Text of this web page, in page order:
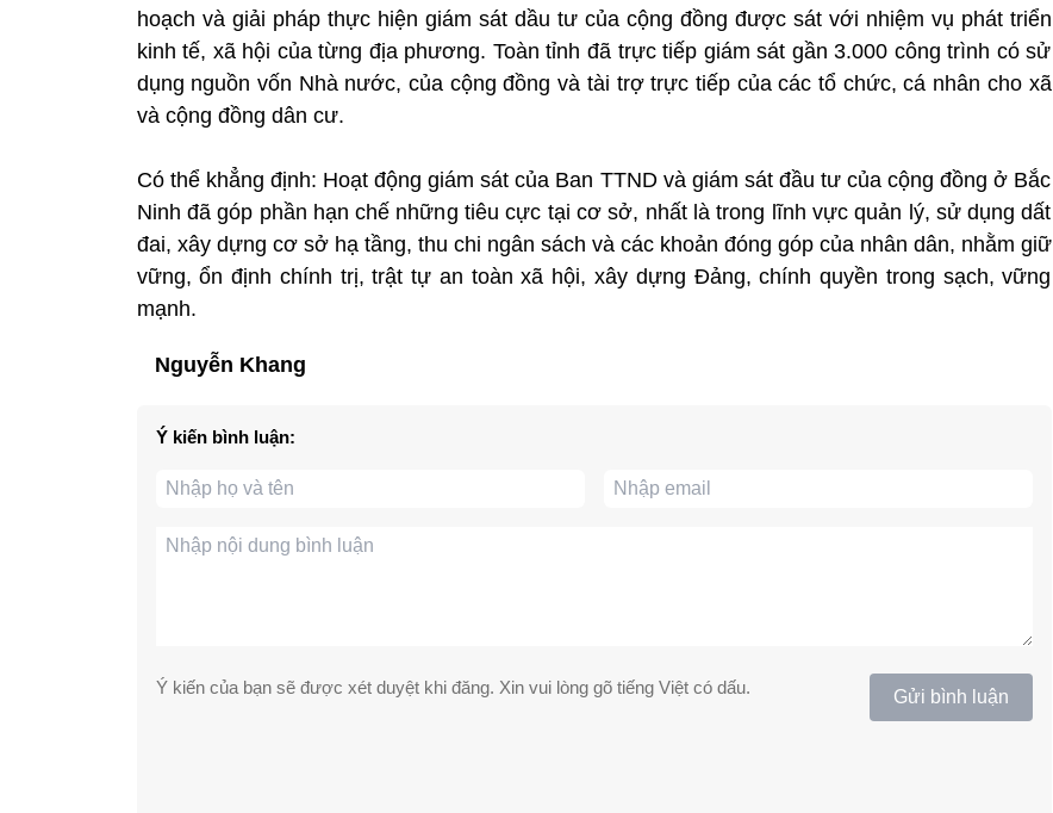
hoạch và giải pháp thực hiện giám sát dầu tư của cộng đồng được sát với nhiệm vụ phát triển
kinh tế, xã hội của từng địa phương. Toàn tỉnh đã trực tiếp giám sát gần 3.000 công trình có sử
dụng nguồn vốn Nhà nước, của cộng đồng và tài trợ trực tiếp của các tổ chức, cá nhân cho xã
và cộng đồng dân cư.
Có thể khẳng định: Hoạt động giám sát của Ban TTND và giám sát đầu tư của cộng đồng ở Bắc
Ninh đã góp phần hạn chế những tiêu cực tại cơ sở, nhất là trong lĩnh vực quản lý, sử dụng dất
đai, xây dựng cơ sở hạ tầng, thu chi ngân sách và các khoản đóng góp của nhân dân, nhằm giữ
vững, ổn định chính trị, trật tự an toàn xã hội, xây dựng Đảng, chính quyền trong sạch, vững
mạnh.
Nguyễn Khang
Ý kiến bình luận:
Ý kiến của bạn sẽ được xét duyệt khi đăng. Xin vui lòng gõ tiếng Việt có dấu. Gửi bình luận